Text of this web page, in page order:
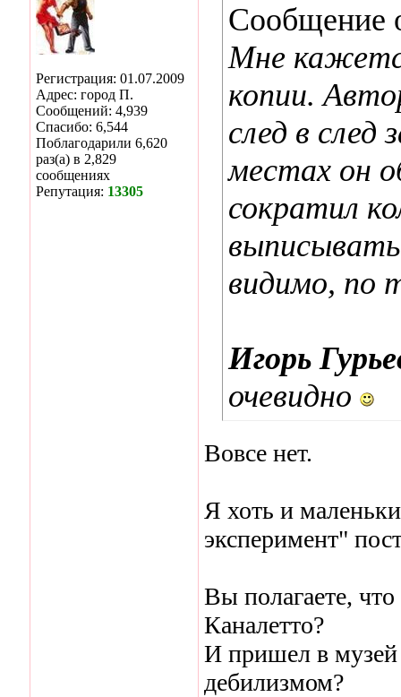
Регистрация: 01.07.2009
Адрес: город П.
Сообщений: 4,939
Спасибо: 6,544
Поблагодарили 6,620
раз(а) в 2,829
сообщениях
Репутация: 13305
Сообщение
Мне
копии.
след в след
местах он
сократил
видимо, по
Игорь
очевидно
Вовсе нет.
Я хоть и
эксперимент"
Вы полагаете,
Каналетто?
И пришел в музей
дебилизмом?